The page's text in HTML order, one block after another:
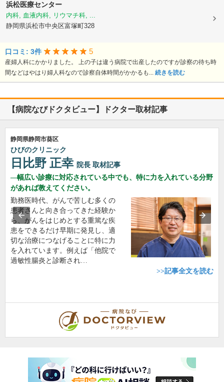
浜松医療センター
内科, 血液内科, リウマチ科, ...
静岡県浜松市中央区富塚町328
口コミ: 3件 5
産婦人科にかかりました。 上の子は違う病院で出産したのですが診察の待ち時
間などはやはり婦人科なので診察自体時間がかかるも... 続きを読む
【病院なびドクタビュー】ドクター取材記事
静岡県静岡市葵区
ひびのクリニック
日比野 正幸 院長 取材記事
幅広い診療に対応されている中でも、特に力を入れている分野
があれば教えてください。
勤務医時代、がんで苦しむ多くの
患者さんと向き合ってきた経験か
ら、がんをはじめとする重篤な疾
患をできるだけ早期に発見し、適
切な治療につなげることに特に力
を入れています。例えば「他院で
過敏性腸炎と診断され…
>>記事全文を読む